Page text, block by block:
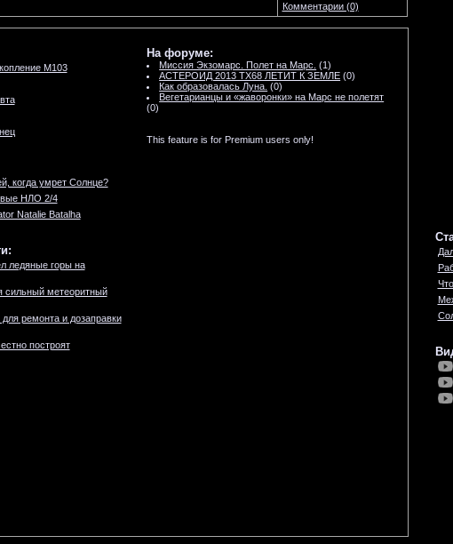
Комментарии (0)
M103
когда умрет Солнце?
НЛО 2/4
Natalie Batalha
ледяные горы на
сильный метеоритный
для ремонта и дозаправки
построят
На форуме:
Миссия Экзомарс. Полет на Марс. (1)
АСТЕРОИД 2013 TX68 ЛЕТИТ К ЗЕМЛЕ (0)
Как образовалась Луна. (0)
Вегетарианцы и «жаворонки» на Марс не полетят
(0)
This feature is for Premium users only!